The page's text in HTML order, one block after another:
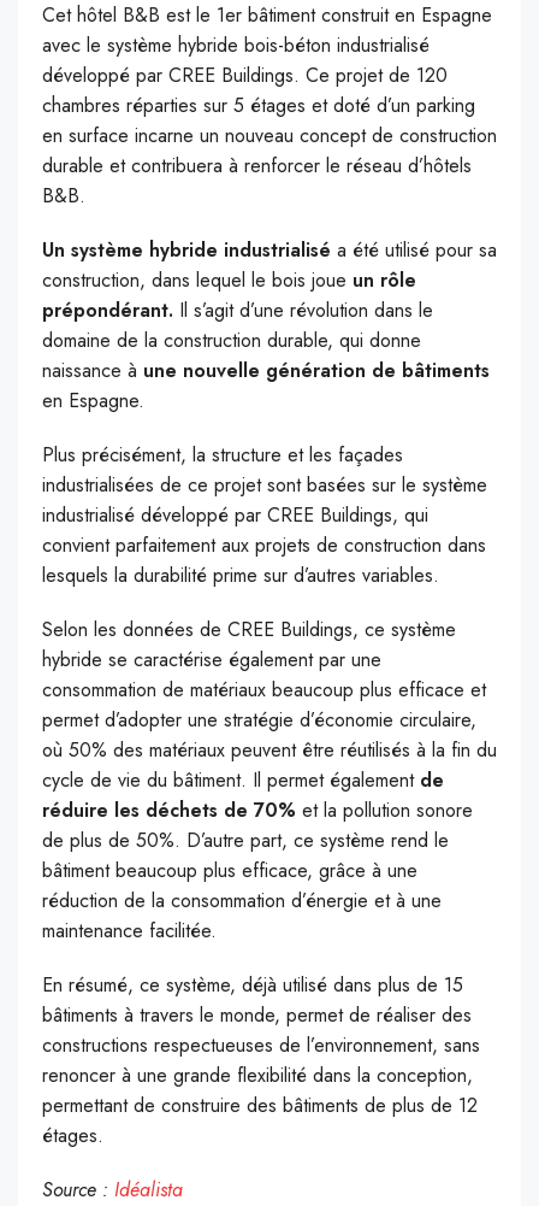
Cet hôtel B&B est le 1er bâtiment construit en Espagne
avec le système hybride bois-béton industrialisé
développé par CREE Buildings. Ce projet de 120
chambres réparties sur 5 étages et doté d’un parking
en surface incarne un nouveau concept de construction
durable et contribuera à renforcer le réseau d’hôtels
B&B.
Un système hybride industrialisé a été utilisé pour sa
construction, dans lequel le bois joue un rôle
prépondérant. Il s’agit d’une révolution dans le
domaine de la construction durable, qui donne
naissance à une nouvelle génération de bâtiments
en Espagne.
Plus précisément, la structure et les façades
industrialisées de ce projet sont basées sur le système
industrialisé développé par CREE Buildings, qui
convient parfaitement aux projets de construction dans
lesquels la durabilité prime sur d’autres variables.
Selon les données de CREE Buildings, ce système
hybride se caractérise également par une
consommation de matériaux beaucoup plus efficace et
permet d’adopter une stratégie d’économie circulaire,
où 50% des matériaux peuvent être réutilisés à la fin du
cycle de vie du bâtiment. Il permet également de
réduire les déchets de 70% et la pollution sonore
de plus de 50%. D’autre part, ce système rend le
bâtiment beaucoup plus efficace, grâce à une
réduction de la consommation d’énergie et à une
maintenance facilitée.
En résumé, ce système, déjà utilisé dans plus de 15
bâtiments à travers le monde, permet de réaliser des
constructions respectueuses de l’environnement, sans
renoncer à une grande flexibilité dans la conception,
permettant de construire des bâtiments de plus de 12
étages.
Source : Idéalista